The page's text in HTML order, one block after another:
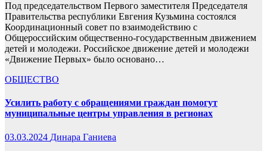
Под председательством Первого заместителя Председателя
Правительства республики Евгения Кузьмина состоялся
Координационный совет по взаимодействию с
Общероссийским общественно-государственным движением
детей и молодежи. Российское движение детей и молодежи
«Движение Первых» было основано…
ОБЩЕСТВО
Усилить работу с обращениями граждан помогут
муниципальные центры управления в регионах
03.03.2024 Динара Ганиева